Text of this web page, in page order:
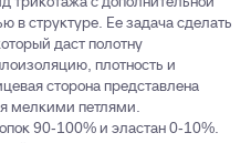
в структуре. Ее задача сделать
даст полотну
плотность и
сторона представлена
мелкими петлями.
90-100% и эластан 0-10%.